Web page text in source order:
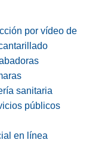
por vídeo de
sanitaria
públicos
en línea